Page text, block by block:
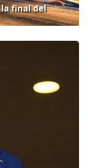
la final del